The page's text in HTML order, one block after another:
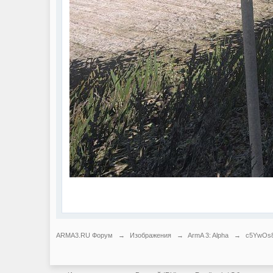
ARMA3.RU Форум → Изображения → ArmA 3: Alpha →